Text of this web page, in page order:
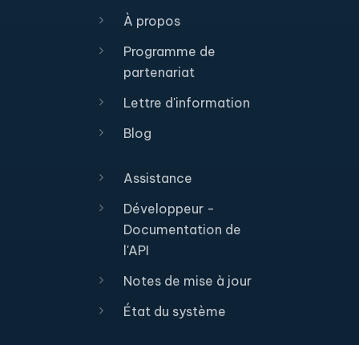
À propos
Programme de
partenariat
Lettre d'information
Blog
Assistance
Développeur -
Documentation de
l'API
Notes de mise à jour
État du système